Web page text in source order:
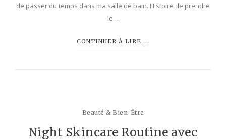
de passer du temps dans ma salle de bain. Histoire de prendre
le…
CONTINUER À LIRE ...
Beauté & Bien-Être
Night Skincare Routine avec